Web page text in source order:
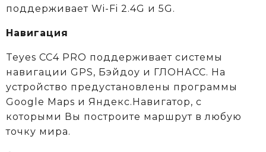
поддерживает Wi-Fi 2.4G и 5G.
Навигация
Teyes CC4 PRO поддерживает системы
навигации GPS, Бэйдоу и ГЛОНАСС. На
устройство предустановлены программы
Google Maps и Яндекс.Навигатор, с
которыми Вы построите маршрут в любую
точку мира.